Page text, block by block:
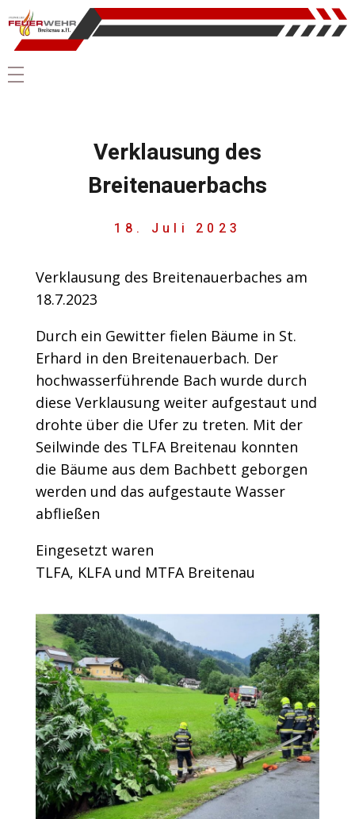
Verklausung des
Breitenauerbachs
18. Juli 2023
Verklausung des Breitenauerbaches am
18.7.2023
Durch ein Gewitter fielen Bäume in St.
Erhard in den Breitenauerbach. Der
hochwasserführende Bach wurde durch
diese Verklausung weiter aufgestaut und
drohte über die Ufer zu treten. Mit der
Seilwinde des TLFA Breitenau konnten
die Bäume aus dem Bachbett geborgen
werden und das aufgestaute Wasser
abfließen
Eingesetzt waren
TLFA, KLFA und MTFA Breitenau